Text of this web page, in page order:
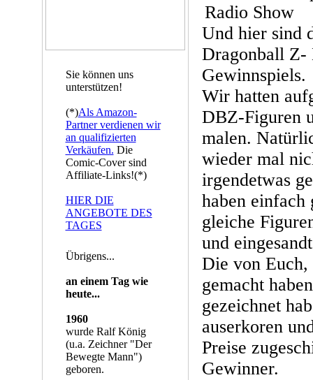
Sie können uns
unterstützen!
(*)Als Amazon-
Partner verdienen wir
an qualifizierten
Verkäufen. Die
Comic-Cover sind
Affiliate-Links!(*)
HIER DIE
ANGEBOTE DES
TAGES
Übrigens...
an einem Tag wie
heute...
1960
wurde Ralf König
(u.a. Zeichner "Der
Bewegte Mann")
geboren.
Und hier sind
Dragonball Z-
Gewinnspiels.
Wir hatten
DBZ-Figuren
malen.
wieder mal
irgendetwas
haben einfach
gleiche
und
Die von
gemacht
gezeichnet
auserkoren
Preise
Gewinner.